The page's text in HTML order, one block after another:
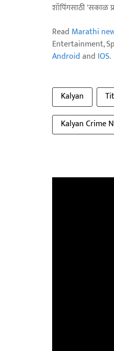
शॉपिंगसाठी 'सकाळ
Read Marathi
Entertainment,
Androidand IOS.
Kalyan
Kalyan Crime